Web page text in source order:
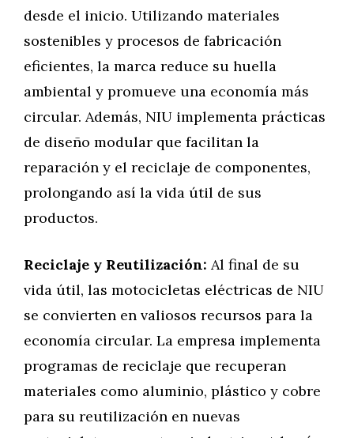
desde el inicio. Utilizando materiales
sostenibles y procesos de fabricación
eficientes, la marca reduce su huella
ambiental y promueve una economía más
circular. Además, NIU implementa prácticas
de diseño modular que facilitan la
reparación y el reciclaje de componentes,
prolongando así la vida útil de sus
productos.
Reciclaje y Reutilización: Al final de su
vida útil, las motocicletas eléctricas de NIU
se convierten en valiosos recursos para la
economía circular. La empresa implementa
programas de reciclaje que recuperan
materiales como aluminio, plástico y cobre
para su reutilización en nuevas